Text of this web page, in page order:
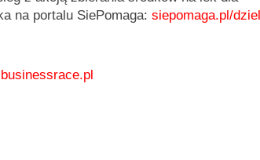
na portalu SiePomaga: siepomaga.pl/